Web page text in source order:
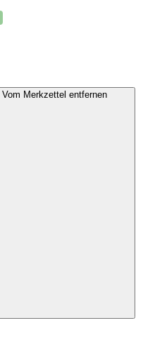
Vom Merkzettel entfernen